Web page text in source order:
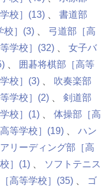
校］ (13)
書道部
］ (3)
弓道部［高
学校］ (32)
女子バ
囲碁将棋部［高等
校］ (3)
吹奏楽部
学校］ (2)
剣道部
校］ (1)
体操部［高
等学校］ (19)
ハン
リーディング部［高
］ (1)
ソフトテニス
高等学校］ (35)
ゴ